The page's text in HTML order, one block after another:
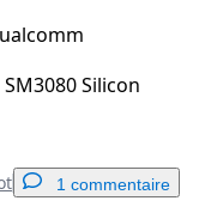
Silicon
1 commentaire